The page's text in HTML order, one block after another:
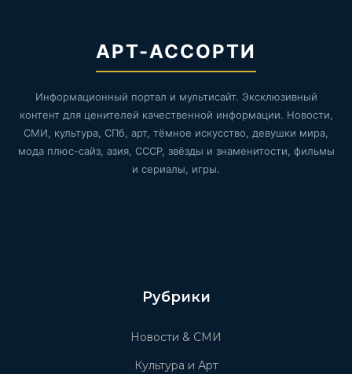
АРТ-АССОРТИ
Информационный портал и мультисайт. Эксклюзивный
контент для ценителей качественной информации. Новости,
СМИ, культура, СПб, арт, тёмное искусство, девушки мира,
мода плюс-сайз, азия, СССР, звёзды и знаменитости, фильмы
и сериалы, игры.
Рубрики
Новости & СМИ
Культура и Арт